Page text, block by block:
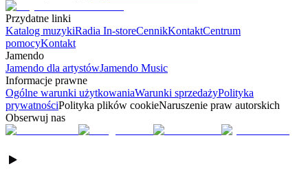
Przydatne linki
Katalog muzykiRadia In-storeCennikKontaktCentrum
pomocyKontakt
Jamendo
Jamendo dla artystówJamendo Music
Informacje prawne
Ogólne warunki użytkowaniaWarunki sprzedażyPolityka
prywatnościPolityka plików cookieNaruszenie praw autorskich
Obserwuj nas